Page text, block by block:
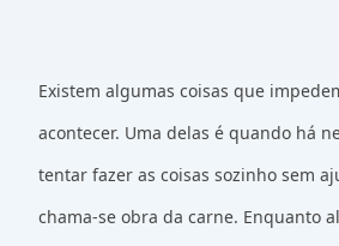
Existem algumas coisas que
acontecer. Uma delas é quando há
tentar fazer as coisas sozinho sem
chama-se obra da carne. Enquanto